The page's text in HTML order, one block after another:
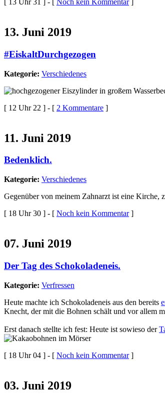
[ 13 Uhr 31 ] - [ Noch kein Kommentar]
13. Juni 2019
#EiskaltDurchgezogen
Kategorie: Verschiedenes
[ 12 Uhr 22 ] - [ 2 Kommentare ]
11. Juni 2019
Bedenklich.
Kategorie: Verschiedenes
Gegenüber von meinem Zahnarzt ist eine
[ 18 Uhr 30 ] - [ Noch kein Kommentar]
07. Juni 2019
Der Tag des Schokoladeneis.
Kategorie: Verfressen
Heute machte ich Schokoladeneis aus den bereits
Knecht, der mit die Bohnen schält und vor allem
Erst danach stellte ich fest: Heute ist sowieso der
[ 18 Uhr 04 ] - [ Noch kein Kommentar]
03. Juni 2019